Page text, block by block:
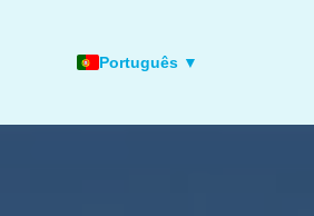
Português ▼